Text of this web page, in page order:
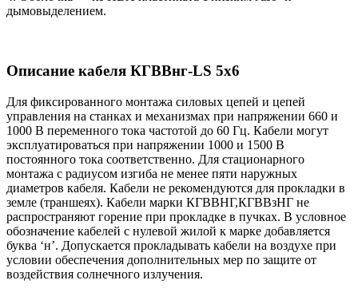
дымовыделением.
Описание кабеля КГВВнг-LS 5х6
Для фиксированного монтажа силовых цепей и цепей
управления на станках и механизмах при напряжении 660 и
1000 В переменного тока частотой до 60 Гц. Кабели могут
эксплуатироваться при напряжении 1000 и 1500 В
постоянного тока соответственно. Для стационарного
монтажа с радиусом изгиба не менее пяти наружных
диаметров кабеля. Кабели не рекомендуются для прокладки в
земле (траншеях). Кабели марки КГВВНГ,КГВВзНГ не
распространяют горение при прокладке в пучках. В условное
обозначение кабелей с нулевой жилой к марке добавляется
буква ‘н’. Допускается прокладывать кабели на воздухе при
условии обеспечения дополнительных мер по защите от
воздействия солнечного излучения.